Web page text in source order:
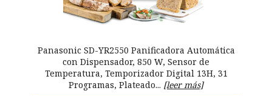
Panasonic SD-YR2550 Panificadora Automática
con Dispensador, 850 W, Sensor de
Temperatura, Temporizador Digital 13H, 31
Programas, Plateado... [leer más]